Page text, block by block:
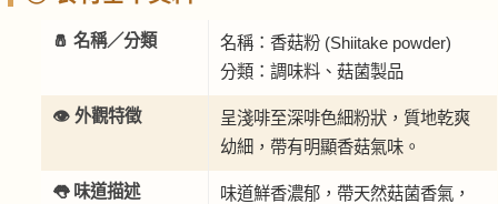
🧂 名稱／分類
名稱：香菇粉 (Shiitake powder)
分類：調味料、菇菌製品
👁️ 外觀特徵
呈淺啡至深啡色細粉狀，質地乾爽
幼細，帶有明顯香菇氣味。
👅 味道描述
味道鮮香濃郁，帶天然菇菌香氣，